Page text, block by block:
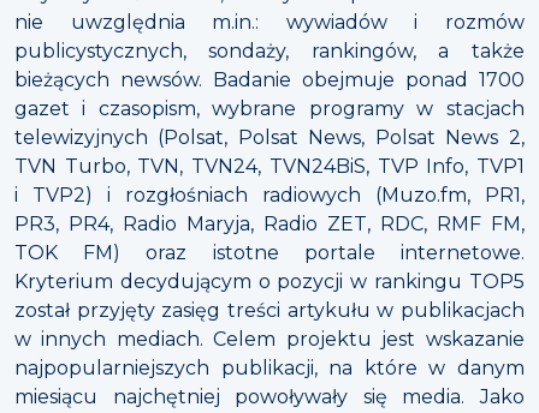
nie uwzględnia m.in.: wywiadów i rozmów
publicystycznych, sondaży, rankingów, a także
bieżących newsów. Badanie obejmuje ponad 1700
gazet i czasopism, wybrane programy w stacjach
telewizyjnych (Polsat, Polsat News, Polsat News 2,
TVN Turbo, TVN, TVN24, TVN24BiS, TVP Info, TVP1
i TVP2) i rozgłośniach radiowych (Muzo.fm, PR1,
PR3, PR4, Radio Maryja, Radio ZET, RDC, RMF FM,
TOK FM) oraz istotne portale internetowe.
Kryterium decydującym o pozycji w rankingu TOP5
został przyjęty zasięg treści artykułu w publikacjach
w innych mediach. Celem projektu jest wskazanie
najpopularniejszych publikacji, na które w danym
miesiącu najchętniej powoływały się media. Jako